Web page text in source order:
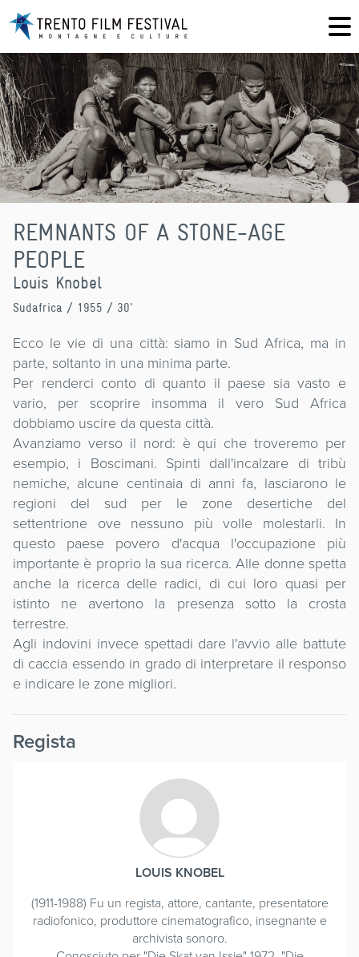
REMNANTS OF A STONE-AGE
PEOPLE
Louis Knobel
Sudafrica / 1955 / 30'
Ecco le vie di una città: siamo in Sud Africa, ma in
parte, soltanto in una minima parte.
Per renderci conto di quanto il paese sia vasto e
vario, per scoprire insomma il vero Sud Africa
dobbiamo uscire da questa città.
Avanziamo verso il nord: è qui che troveremo per
esempio, i Boscimani. Spinti dall'incalzare di tribù
nemiche, alcune centinaia di anni fa, lasciarono le
regioni del sud per le zone desertiche del
settentrione ove nessuno più volle molestarli. In
questo paese povero d'acqua l'occupazione più
importante è proprio la sua ricerca. Alle donne spetta
anche la ricerca delle radici, di cui loro quasi per
istinto ne avertono la presenza sotto la crosta
terrestre.
Agli indovini invece spettadi dare l'avvio alle battute
di caccia essendo in grado di interpretare il responso
e indicare le zone migliori.
Regista
LOUIS KNOBEL
(1911-1988) Fu un regista, attore, cantante, presentatore
radiofonico, produttore cinematografico, insegnante e
archivista sonoro.